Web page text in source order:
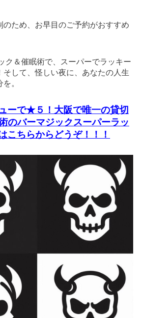
のため、お早目のご予約がおすすめ
ク＆催眠術で、スーパーでラッキー
そして、怪しい夜に、あなたの人生
。
ーで★５！大阪で唯一の貸切
のバーマジックスーパーラッ
こちらからどうぞ！！！